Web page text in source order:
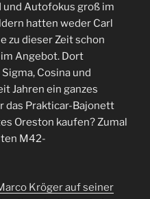
Autofokus groß im
hatten weder Carl
zu dieser Zeit schon
Angebot. Dort
Cosina und
Jahren ein ganzes
das Prakticar-Bajonett
Oreston kaufen? Zumal
M42-
Kröger auf seiner